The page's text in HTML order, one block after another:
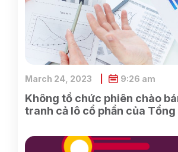
Không tổ chức phiên chào
tranh cả lô cổ phần của
SCIC sở hữu
March 24, 2023 9:26 am